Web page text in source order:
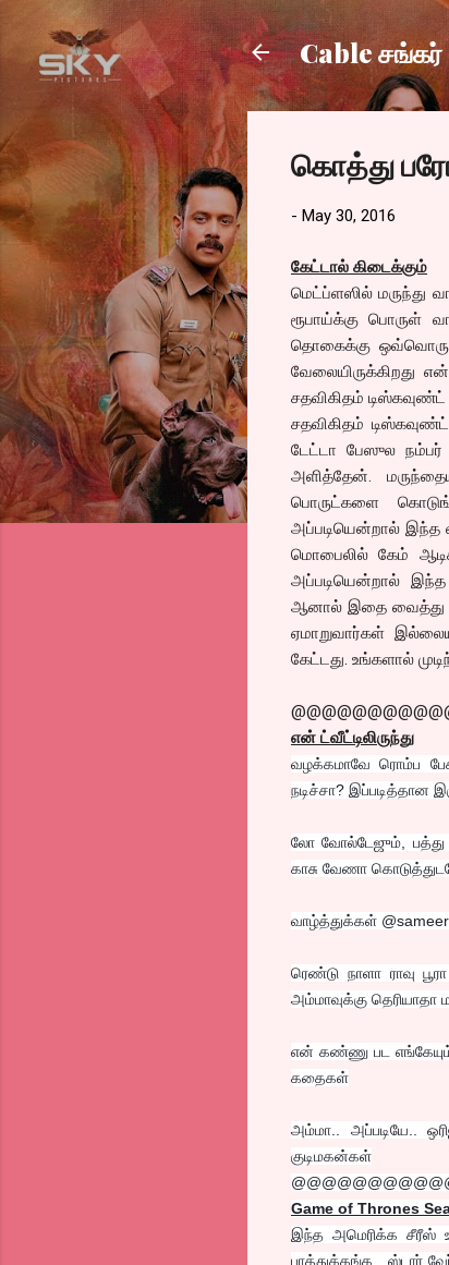
Cable சங்கர்
கொத்து
- May 30, 2016
கேட்டால் கிடைக்கும்
மெட்ப்ளஸில் மருந்து
ரூபாய்க்கு பொருள்
தொகைக்கு ஒவ்வொரு
வேலையிருக்கிறது
சதவிகிதம்
சதவிகிதம்
டேட்டா பேஸுல
அளித்தேன்.
பொருட்களை
அப்படியென்றால் இந்த
மொபைலில் கேம்
அப்படியென்றால்
ஆனால் இதை வைத்து
ஏமாறுவார்கள்
கேட்டது. உங்களால்
என் ட்வீட்டிலிருந்து
வழக்கமாவே ரொம்ப
நடிச்சா? இப்படித்தான
லோ வோல்டேஜும், பத்து
காசு வேணா
வாழ்த்துக்கள்
ரெண்டு நாளா ராவு
அம்மாவுக்கு
என் கண்ணு பட
கதைகள்
அம்மா.. அப்படியே..
குடிமகன்கள்
Game of Thrones
இந்த அமெரிக்க சீரீஸ்
பாத்துக்கங்க.. ஸ்டார்